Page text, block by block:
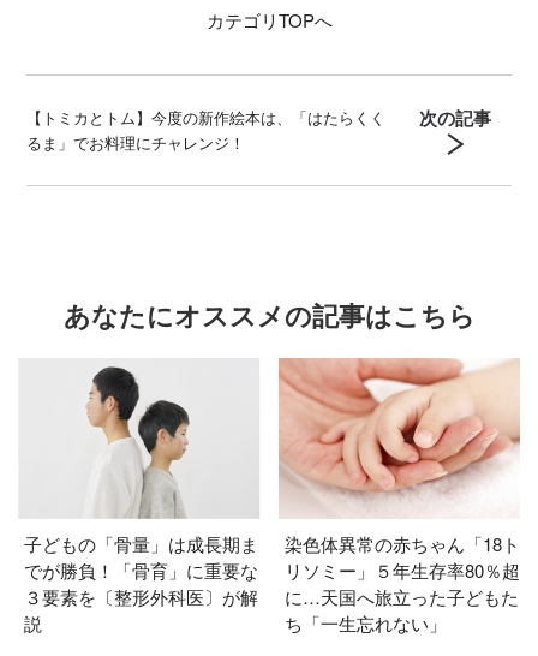
カテゴリTOPへ
【トミカとトム】今度の新作絵本は、「はたらくく
るま」でお料理にチャレンジ！
次の記事
あなたにオススメの記事はこちら
子どもの「骨量」は成長期ま
でが勝負！「骨育」に重要な
３要素を〔整形外科医〕が解
説
染色体異常の赤ちゃん「18ト
リソミー」５年生存率80％超
に…天国へ旅立った子どもた
ち「一生忘れない」